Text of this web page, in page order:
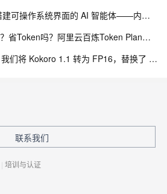
百炼 + RPA 实战：从零搭建可操作系统界面的 AI 智能体——内网离线部署与 EXE 打包分发完整方案
Token Plan团队版怎么样？省Token吗？阿里云百炼Token Plan团队版购买指南
浏览器本地跑中文 TTS：我们将 Kokoro 1.1 转为 FP16，替换了 Piper 中文配音
联系我们
| 培训与认证